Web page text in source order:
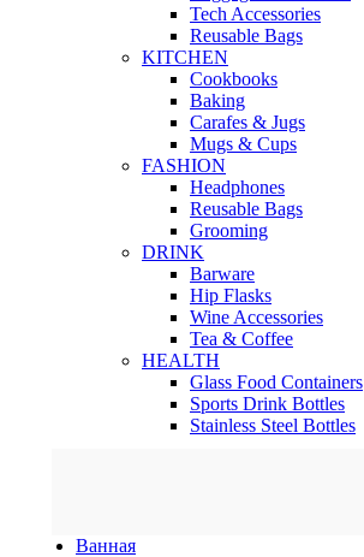
Tech Accessories
Reusable Bags
KITCHEN
Cookbooks
Baking
Carafes & Jugs
Mugs & Cups
FASHION
Headphones
Reusable Bags
Grooming
DRINK
Barware
Hip Flasks
Wine Accessories
Tea & Coffee
HEALTH
Glass Food Containers
Sports Drink Bottles
Stainless Steel Bottles
Ванная